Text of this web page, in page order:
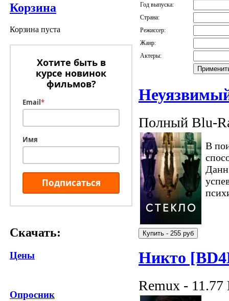
Корзина
Корзина пуста
Хотите быть в
курсе новинок
фильмов?
Email*
Имя
Подписаться
Скачать:
Цены
Опросник
Год выпуска:
Страна:
Режиссер:
Жанр:
Актеры:
Полный Blu-
В
Никто
Remux - 11.77